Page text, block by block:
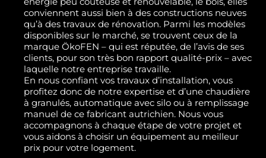
conviennent aussi bien à des constructions neuves
qu’à des travaux de rénovation. Parmi les modèles
disponibles sur le marché, se trouvent ceux de la
marque ÖkoFEN – qui est réputée, de l’avis de ses
clients, pour son très bon rapport qualité-prix – avec
laquelle notre entreprise travaille.
En nous confiant vos travaux d’installation, vous
profitez donc de notre expertise et d’une chaudière
à granulés, automatique avec silo ou à remplissage
manuel de ce fabricant autrichien. Nous vous
accompagnons à chaque étape de votre projet et
vous aidons à choisir un équipement au meilleur
prix pour votre logement.